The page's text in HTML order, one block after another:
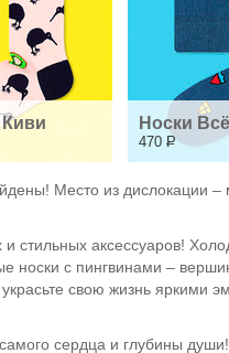
Носки
470 Р
Место из дислокации –
аксессуаров!
с пингвинами –
свою жизнь яркими
сердца и глубины